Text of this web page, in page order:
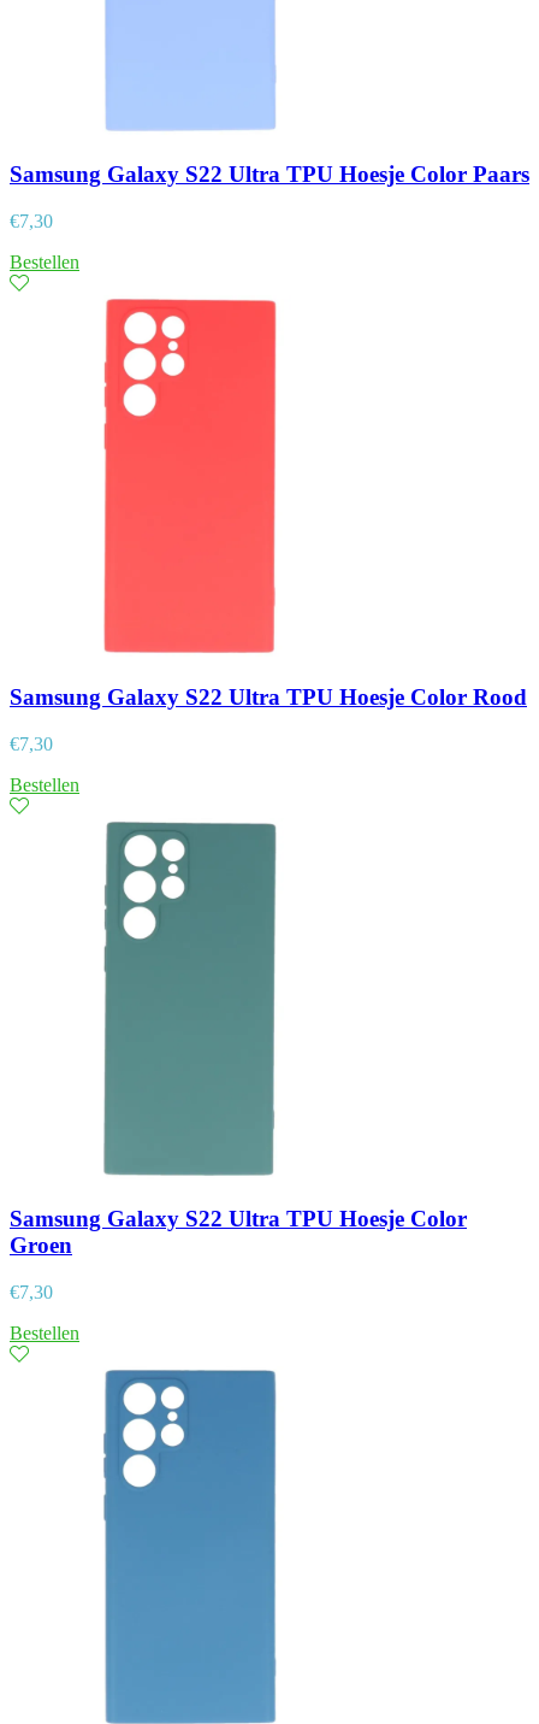
Samsung Galaxy S22 Ultra TPU Hoesje Color Paars
€7,30
Bestellen
Samsung Galaxy S22 Ultra TPU Hoesje Color Rood
€7,30
Bestellen
Samsung Galaxy S22 Ultra TPU Hoesje Color
Groen
€7,30
Bestellen